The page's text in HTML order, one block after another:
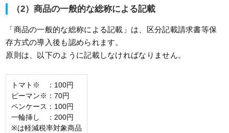
（2）商品の一般的な総称による記載
「商品の一般的な総称による記載」は、区分記載請求書等保
存方式の導入後も認められます。
原則は、以下のように記載しなければなりません。
トマト※ ：100円
ピーマン※：70円
ペンケース：100円
一輪挿し ：200円
※は軽減税率対象商品